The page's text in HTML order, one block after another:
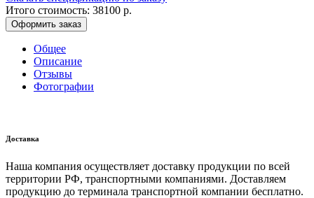
Итого стоимость: 38100 р.
Оформить заказ
Общее
Описание
Отзывы
Фотографии
Доставка
Наша компания осуществляет доставку продукции по всей
территории РФ, транспортными компаниями. Доставляем
продукцию до терминала транспортной компании бесплатно.